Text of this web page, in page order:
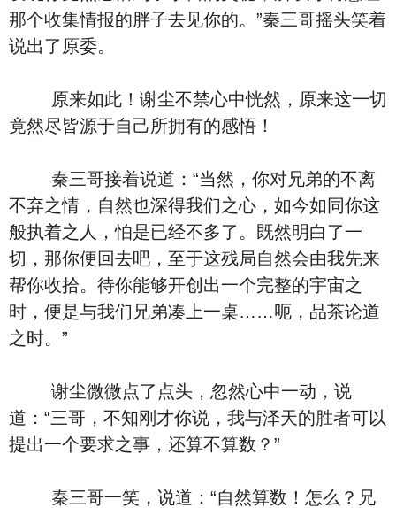
那个收集情报的胖子去见你的。”秦三哥摇头笑着
说出了原委。
原来如此！谢尘不禁心中恍然，原来这一切
竟然尽皆源于自己所拥有的感悟！
秦三哥接着说道：“当然，你对兄弟的不离
不弃之情，自然也深得我们之心，如今如同你这
般执着之人，怕是已经不多了。既然明白了一
切，那你便回去吧，至于这残局自然会由我先来
帮你收拾。待你能够开创出一个完整的宇宙之
时，便是与我们兄弟凑上一桌……呃，品茶论道
之时。”
谢尘微微点了点头，忽然心中一动，说
道：“三哥，不知刚才你说，我与泽天的胜者可以
提出一个要求之事，还算不算数？”
秦三哥一笑，说道：“自然算数！怎么？兄